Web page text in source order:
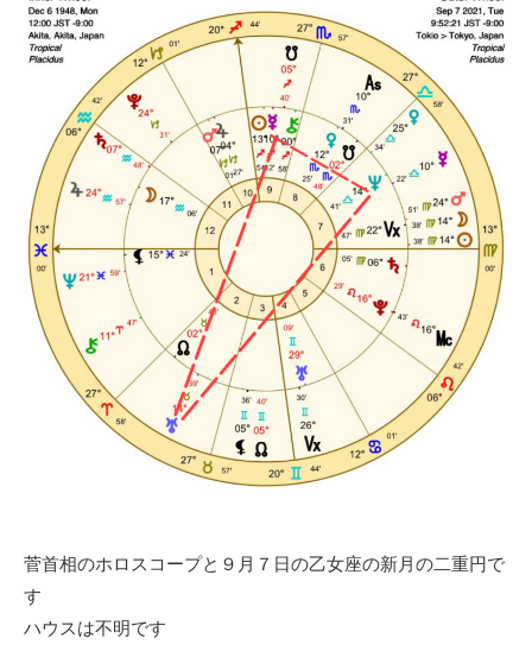
菅首相のホロスコープと９月７日の乙女座の新月の二重円で
す
ハウスは不明です